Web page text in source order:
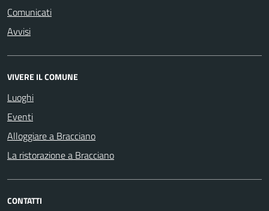
Comunicati
Avvisi
VIVERE IL COMUNE
Luoghi
Eventi
Alloggiare a Bracciano
La ristorazione a Bracciano
CONTATTI